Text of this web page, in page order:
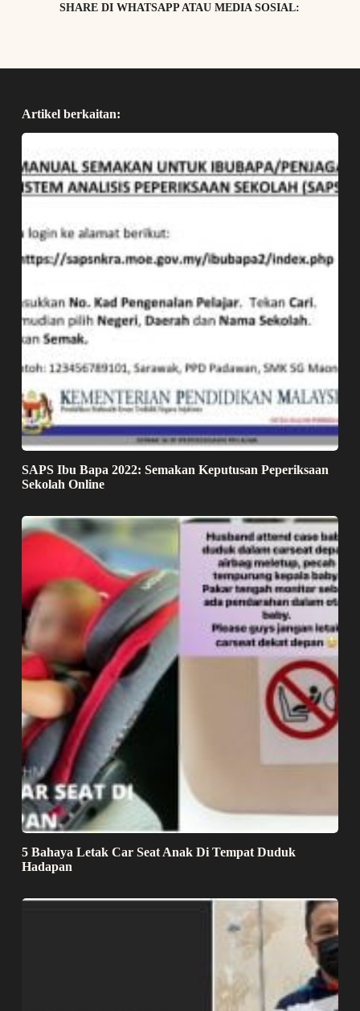
SHARE DI WHATSAPP ATAU MEDIA SOSIAL:
Artikel berkaitan:
SAPS Ibu Bapa 2022: Semakan Keputusan Peperiksaan
Sekolah Online
5 Bahaya Letak Car Seat Anak Di Tempat Duduk
Hadapan